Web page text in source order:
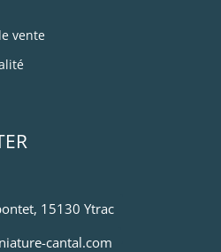
vente
15130 Ytrac
cantal.com